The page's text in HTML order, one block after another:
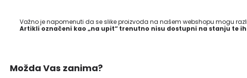
Važno je napomenuti da se slike proizvoda na našem webshopu mogu
Artikli označeni kao „na upit“ trenutno nisu dostupni na stanju te
Možda Vas zanima?